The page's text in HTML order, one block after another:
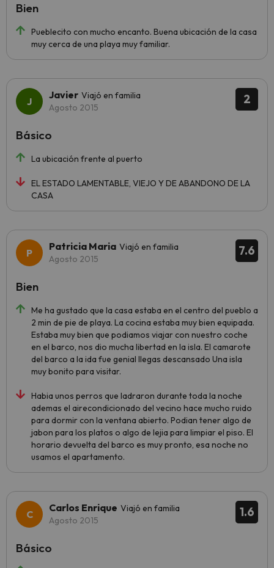
Pueblecito con mucho encanto. Buena ubicación de la casa
muy cerca de una playa muy familiar.
Bien
2
Javier Viajó en familia
Agosto 2015
La ubicación frente al puerto
EL ESTADO LAMENTABLE, VIEJO Y DE ABANDONO DE LA
CASA
Básico
7.6
Patricia Maria Viajó en familia
Agosto 2015
Me ha gustado que la casa estaba en el centro del pueblo a
2 min de pie de playa. La cocina estaba muy bien equipada.
Estaba muy bien que podiamos viajar con nuestro coche
en el barco, nos dio mucha libertad en la isla. El camarote
del barco a la ida fue genial llegas descansado Una isla
muy bonito para visitar.
Habia unos perros que ladraron durante toda la noche
ademas el airecondicionado del vecino hace mucho ruido
para dormir con la ventana abierto. Podian tener algo de
jabon para los platos o algo de lejia para limpiar el piso. El
horario devuelta del barco es muy pronto, esa noche no
usamos el apartamento.
Bien
1.6
Carlos Enrique Viajó en familia
Agosto 2015
Básico